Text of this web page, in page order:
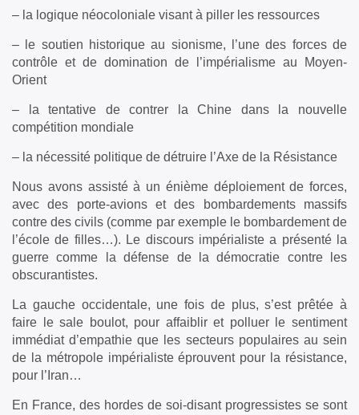
– la logique néocoloniale visant à piller les ressources
– le soutien historique au sionisme, l’une des forces de
contrôle et de domination de l’impérialisme au Moyen-
Orient
– la tentative de contrer la Chine dans la nouvelle
compétition mondiale
– la nécessité politique de détruire l’Axe de la Résistance
Nous avons assisté à un énième déploiement de forces,
avec des porte-avions et des bombardements massifs
contre des civils (comme par exemple le bombardement de
l’école de filles…). Le discours impérialiste a présenté la
guerre comme la défense de la démocratie contre les
obscurantistes.
La gauche occidentale, une fois de plus, s’est prêtée à
faire le sale boulot, pour affaiblir et polluer le sentiment
immédiat d’empathie que les secteurs populaires au sein
de la métropole impérialiste éprouvent pour la résistance,
pour l’Iran…
En France, des hordes de soi-disant progressistes se sont